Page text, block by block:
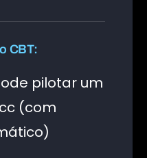
CBT:
pilotar um
(com